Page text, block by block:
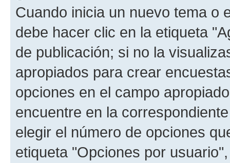
Cuando inicia un nuevo tema o
debe hacer clic en la etiqueta
de publicación; si no la
apropiados para crear
opciones en el campo
encuentre en la
elegir el número de opciones
etiqueta "Opciones por